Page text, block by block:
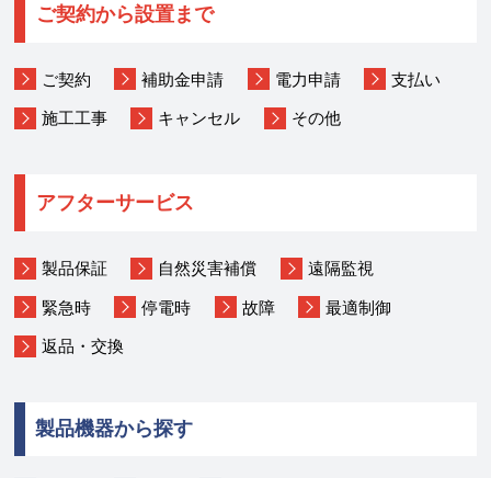
ご契約から設置まで
ご契約 補助金申請 電力申請 支払い
施工工事 キャンセル その他
アフターサービス
製品保証 自然災害補償 遠隔監視
緊急時 停電時 故障 最適制御
返品・交換
製品機器から探す